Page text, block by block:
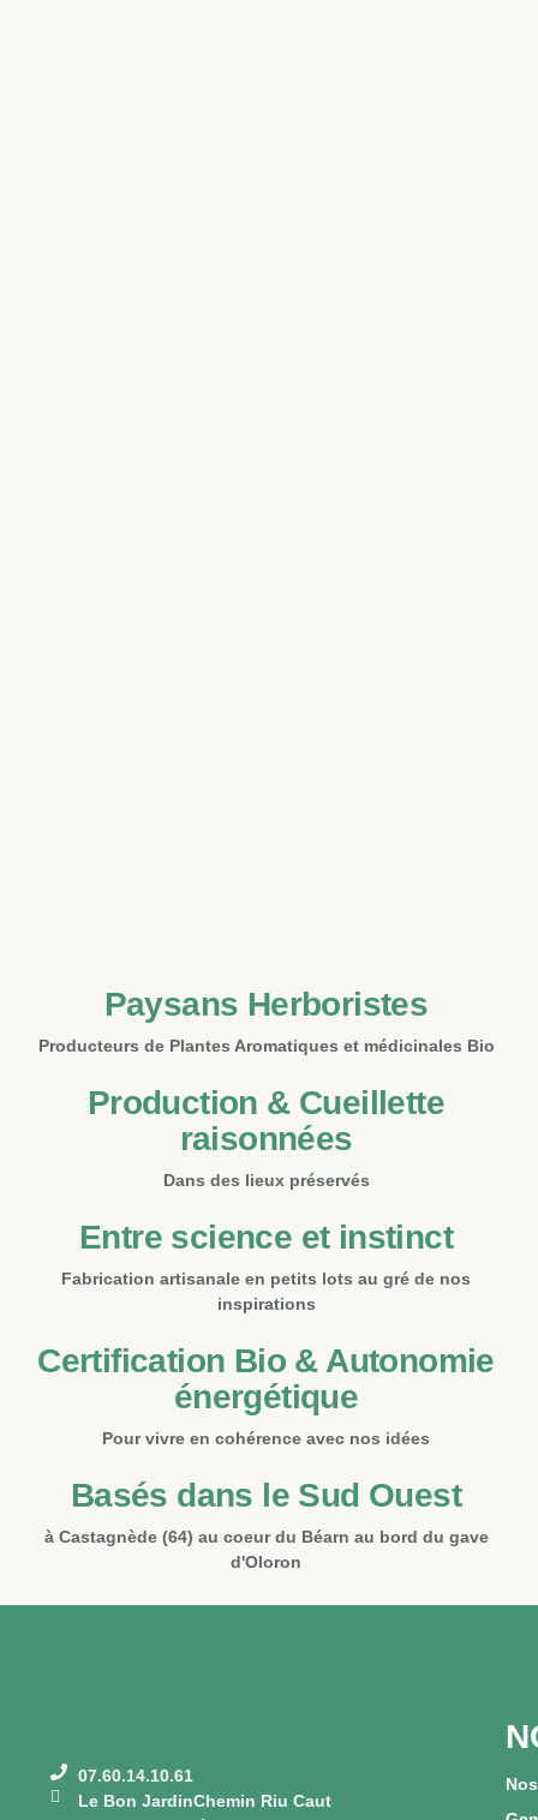
Paysans Herboristes
Producteurs de Plantes Aromatiques et médicinales Bio
Production & Cueillette
raisonnées
Dans des lieux préservés
Entre science et instinct
Fabrication artisanale en petits lots au gré de nos
inspirations
Certification Bio & Autonomie
énergétique
Pour vivre en cohérence avec nos idées
Basés dans le Sud Ouest
à Castagnède (64) au coeur du Béarn au bord du gave
d'Oloron
07.60.14.10.61​​
Le Bon JardinChemin Riu Caut